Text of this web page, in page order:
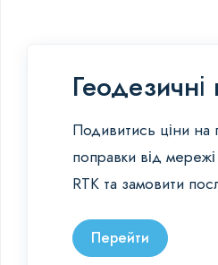
Подивитись ціни на
поправки від
RTK та замовити
Перейти